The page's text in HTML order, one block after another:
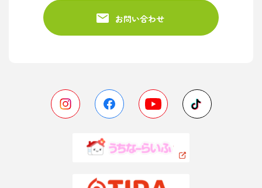
お問い合わせ